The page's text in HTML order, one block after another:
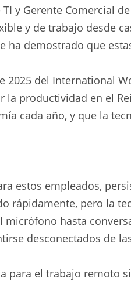
y Gerente Comercial
y de trabajo desde
ha demostrado que
2025 del International
la productividad en el
cada año, y que la
estos empleados,
rápidamente, pero la
micrófono hasta
desconectados de
para el trabajo remoto